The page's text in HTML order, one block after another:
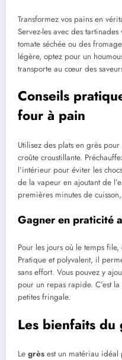
Transformez vos pains en
Servez-les avec des
tomate séchée ou des
légère, optez pour un
transporte au cœur des
Conseils
four à pain
Utilisez des plats en grès
croûte croustillante.
l’intérieur pour éviter les
de la vapeur en ajoutant de
premières minutes de
Gagner en praticité
Pour les jours où le temps file,
Pratique et polyvalent, il
sans effort. Vous pouvez y
pour un repas rapide. C’est
petites fringale.
Les bienfaits du
Le grès est un matériau